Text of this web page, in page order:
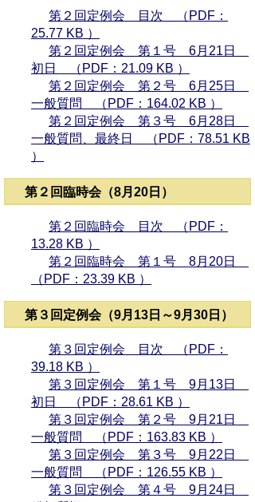
第２回定例会 目次 （PDF：
25.77 KB ）
第２回定例会 第１号 6月21日
初日 （PDF：21.09 KB ）
第２回定例会 第２号 6月25日
一般質問 （PDF：164.02 KB ）
第２回定例会 第３号 6月28日
一般質問、最終日 （PDF：78.51 KB
）
第２回臨時会（8月20日）
第２回臨時会 目次 （PDF：
13.28 KB ）
第２回臨時会 第１号 8月20日
（PDF：23.39 KB ）
第３回定例会（9月13日～9月30日）
第３回定例会 目次 （PDF：
39.18 KB ）
第３回定例会 第１号 9月13日
初日 （PDF：28.61 KB ）
第３回定例会 第２号 9月21日
一般質問 （PDF：163.83 KB ）
第３回定例会 第３号 9月22日
一般質問 （PDF：126.55 KB ）
第３回定例会 第４号 9月24日